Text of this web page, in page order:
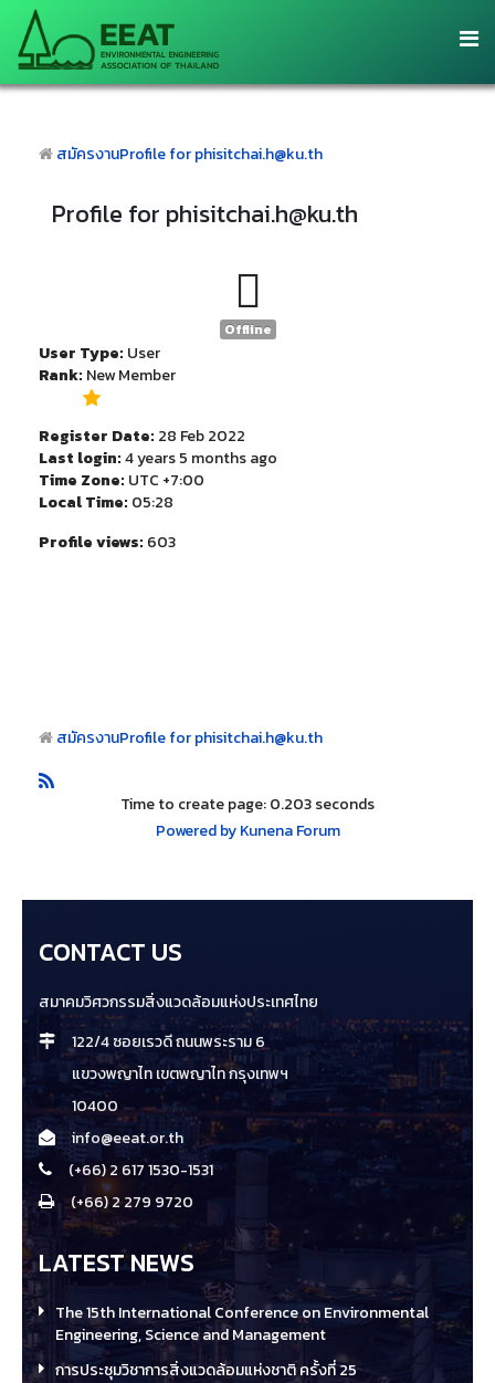
สมัครงานProfile for phisitchai.h@ku.th
Profile for phisitchai.h@ku.th
Offline
User Type: User
Rank: New Member
Register Date: 28 Feb 2022
Last login:4 years 5 months ago
Time Zone: UTC +7:00
Local Time: 05:28
Profile views: 603
สมัครงานProfile for phisitchai.h@ku.th
Time to create page: 0.203 seconds
Powered by Kunena Forum
CONTACT US
สมาคมวิศวกรรมสิ่งแวดล้อมแห่งประเทศไทย
122/4 ซอยเรวดี ถนนพระราม 6
แขวงพญาไท เขตพญาไท กรุงเทพฯ
10400
info@eeat.or.th
(+66) 2 617 1530-1531
(+66) 2 279 9720
LATEST NEWS
The 15th International Conference on Environmental
Engineering, Science and Management
การประชุมวิชาการสิ่งแวดล้อมแห่งชาติ ครั้งที่ 25